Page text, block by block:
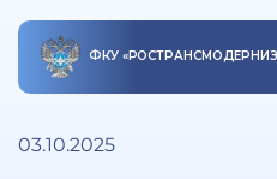
ФКУ «
03.10.2025